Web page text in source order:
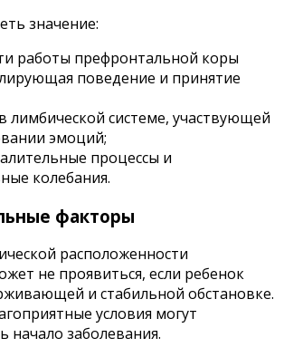
значение:
работы префронтальной коры
поведение и принятие
лимбической системе, участвующей
эмоций;
процессы и
колебания.
факторы
расположенности
не проявиться, если ребенок
и стабильной обстановке.
условия могут
начало заболевания.